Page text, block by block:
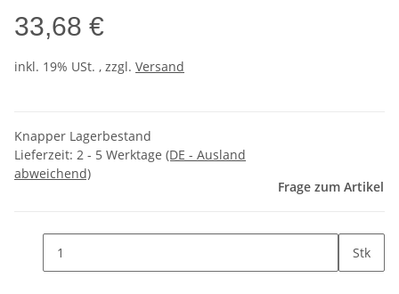
33,68 €
inkl. 19% USt. , zzgl. Versand
Knapper Lagerbestand
Lieferzeit: 2 - 5 Werktage (DE - Ausland
abweichend)
Frage zum Artikel
Stk